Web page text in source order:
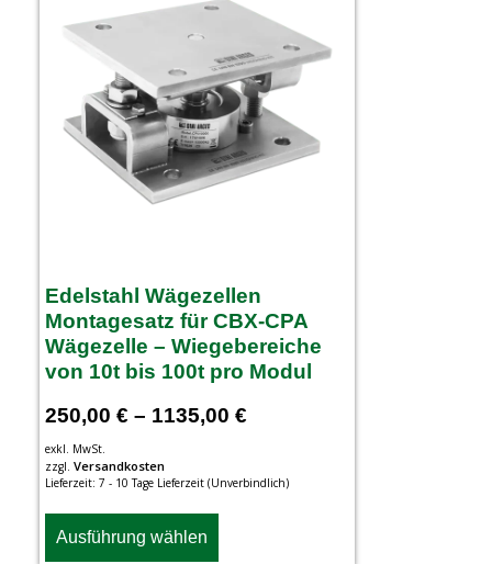
Edelstahl Wägezellen
Montagesatz für CBX-CPA
Wägezelle – Wiegebereiche
von 10t bis 100t pro Modul
250,00 € – 1135,00 €
exkl. MwSt.
zzgl. Versandkosten
Lieferzeit: 7 - 10 Tage Lieferzeit (Unverbindlich)
Ausführung wählen